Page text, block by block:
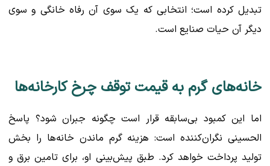
تبدیل کرده است؛ انتخابی که یک سوی آن رفاه خانگی و سوی
دیگر آن حیات صنایع است.
خانه‌های گرم به قیمت توقف چرخ کارخانه‌ها
اما این کمبود بی‌سابقه قرار است چگونه جبران شود؟ پاسخ
الحسینی نگران‌کننده است: هزینه گرم ماندن خانه‌ها را بخش
تولید پرداخت خواهد کرد. طبق پیش‌بینی او، برای تامین برق و